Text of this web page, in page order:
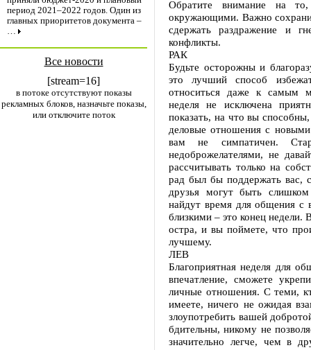
период 2021–2022 годов. Один из
главных приоритетов документа –
…
Все новости
[stream=16]
в потоке отсутствуют показы
рекламных блоков, назначьте показы,
или отключите поток
Обратите внимание на
окружающими. Важно
сдержать раздражение и
конфликты.
РАК
Будьте осторожны и
это лучший способ
относиться даже к самым
неделя не исключена
показать, на что вы
деловые отношения с
вам не симпатичен.
недоброжелателями, не
рассчитывать только на
рад был бы поддержать вас,
друзья могут быть
найдут время для общения
близкими – это конец недели.
остра, и вы поймете, что
лучшему.
ЛЕВ
Благоприятная неделя для
впечатление, сможете
личные отношения. С теми,
имеете, ничего не ожидая
злоупотребить вашей
бдительны, никому не
значительно легче, чем в